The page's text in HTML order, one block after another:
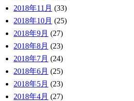
2018年11月 (33)
2018年10月 (25)
2018年9月 (27)
2018年8月 (23)
2018年7月 (24)
2018年6月 (25)
2018年5月 (23)
2018年4月 (27)